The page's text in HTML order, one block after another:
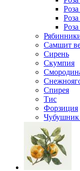
Самшит
Сирень
Скумпия
Спирея
Тис
Форзиция